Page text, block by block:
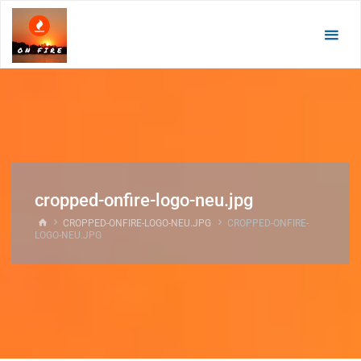
Zum
springen
cropped-onfire-logo-neu.jpg
START
CROPPED-ONFIRE-LOGO-NEU.JPG
CROPPED-ONFIRE-
LOGO-NEU.JPG